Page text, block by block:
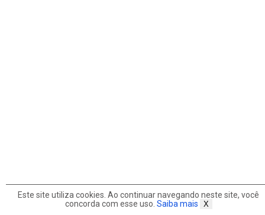
Este site utiliza cookies. Ao continuar navegando neste site, você
concorda com esse uso. Saiba mais X